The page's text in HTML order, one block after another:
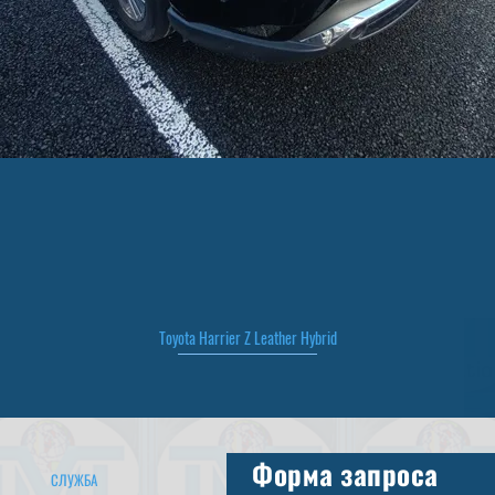
Быстрый просмотр
Toyota Harrier Z Leather Hybrid
СЛУЖБА Форма запроса